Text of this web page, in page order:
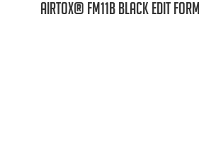
AIRTOX® FM11B BLACK EDIT